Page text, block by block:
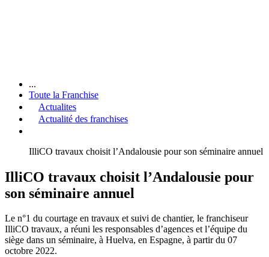
...
Toute la Franchise
Actualites
Actualité des franchises
IlliCO travaux choisit l’Andalousie pour son séminaire annuel
IlliCO travaux choisit l’Andalousie pour
son séminaire annuel
Le n°1 du courtage en travaux et suivi de chantier, le franchiseur
IlliCO travaux, a réuni les responsables d’agences et l’équipe du
siège dans un séminaire, à Huelva, en Espagne, à partir du 07
octobre 2022.